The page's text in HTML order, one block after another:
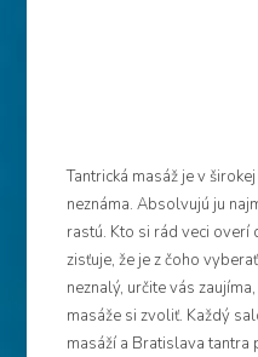
Tantrická masáž je v
neznáma. Absolvujú ju
rastú. Kto si rád veci overí
zisťuje, že je z čoho
neznalý, určite vás
masáže si zvoliť. Každý
masáží a Bratislava tantra